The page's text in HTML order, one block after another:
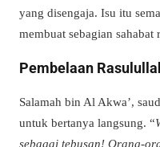
yang disengaja. Isu itu
membuat sebagian sahabat
Pembelaan
Salamah bin Al Akwa’,
untuk bertanya langsung. “
sebagai tebusan! Orang-